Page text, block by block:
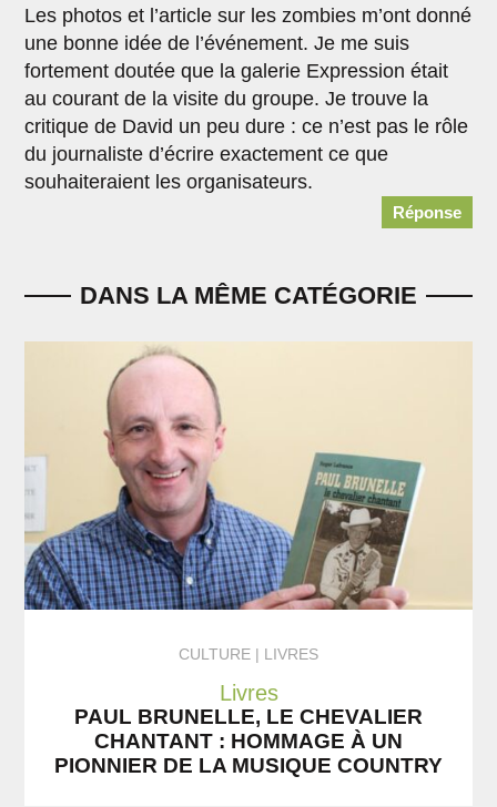
Les photos et l’article sur les zombies m’ont donné
une bonne idée de l’événement. Je me suis
fortement doutée que la galerie Expression était
au courant de la visite du groupe. Je trouve la
critique de David un peu dure : ce n’est pas le rôle
du journaliste d’écrire exactement ce que
souhaiteraient les organisateurs.
Réponse
DANS LA MÊME CATÉGORIE
CULTURE LIVRES
Livres
PAUL BRUNELLE, LE CHEVALIER
CHANTANT : HOMMAGE À UN
PIONNIER DE LA MUSIQUE COUNTRY